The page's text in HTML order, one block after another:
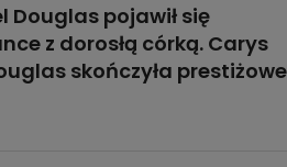
Douglas pojawił się
z dorosłą córką. Carys
skończyła prestiżowe